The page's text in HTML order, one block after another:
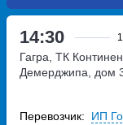
14:30
Гагра, ТК
Демерджипа, дом
Перевозчик: ИП